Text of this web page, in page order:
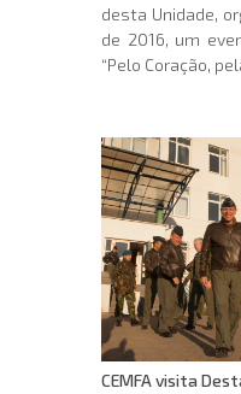
desta Unidade,
de 2016, um
“Pelo Coração,
CEMFA visita